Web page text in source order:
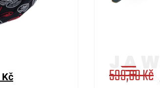
Kč 599,00Kč